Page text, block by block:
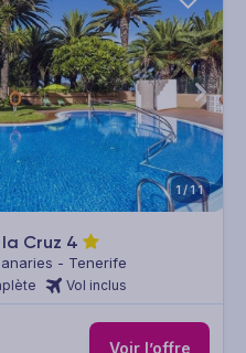
1/11
Cruz 4
- Tenerife
Vol inclus
Voir l’offre